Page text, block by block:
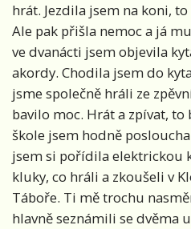
hrát. Jezdila jsem na koni,
Ale pak přišla nemoc a já
ve dvanácti jsem objevila
akordy. Chodila jsem do
jsme společně hráli ze
bavilo moc. Hrát a zpívat,
škole jsem hodně
jsem si pořídila elektrickou
kluky, co hráli a zkoušeli v
Táboře. Ti mě trochu
hlavně seznámili se dvěma